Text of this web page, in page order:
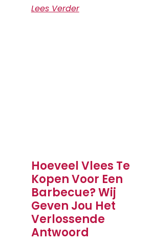
Lees Verder
Hoeveel Vlees Te
Kopen Voor Een
Barbecue? Wij
Geven Jou Het
Verlossende
Antwoord